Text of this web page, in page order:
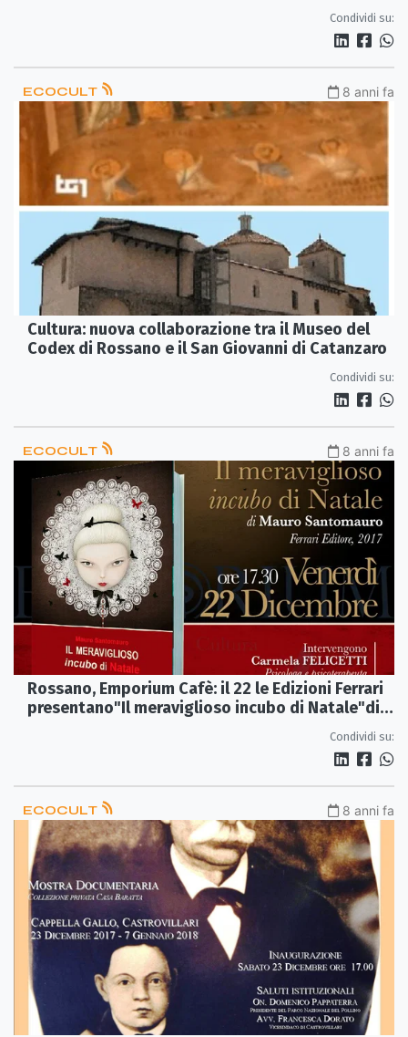
Condividi su:
ECOCULT 8 anni fa
Cultura: nuova collaborazione tra il Museo del
Codex di Rossano e il San Giovanni di Catanzaro
Condividi su:
ECOCULT 8 anni fa
Rossano, Emporium Cafè: il 22 le Edizioni Ferrari
presentano"Il meraviglioso incubo di Natale"di
Condividi su:
ECOCULT 8 anni fa